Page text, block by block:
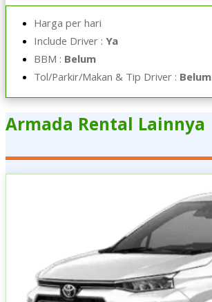
Harga per hari
Include Driver :Ya
BBM : Belum
Tol/Parkir/Makan & Tip Driver : Belum
Armada Rental Lainnya